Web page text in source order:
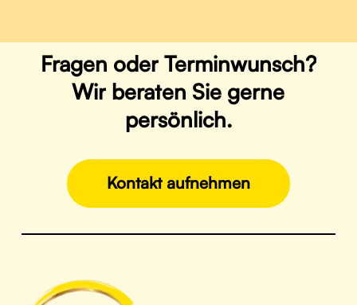
Fragen oder Terminwunsch?
Wir beraten Sie gerne
persönlich.
Kontakt aufnehmen